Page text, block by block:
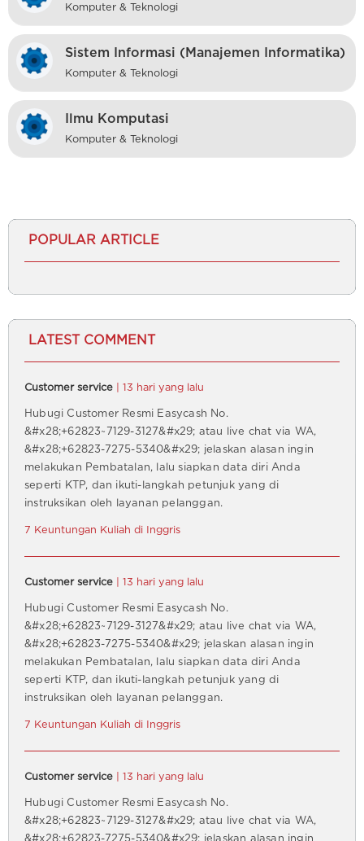
Komputer & Teknologi
Sistem Informasi (Manajemen Informatika)
Komputer & Teknologi
Ilmu Komputasi
Komputer & Teknologi
POPULAR ARTICLE
LATEST COMMENT
Customer service | 13 hari yang lalu
Hubugi Customer Resmi Easycash No.
&#x28;+62823~7129-3127&#x29; atau live chat via WA,
&#x28;+62823-7275-5340&#x29; jelaskan alasan ingin
melakukan Pembatalan, lalu siapkan data diri Anda
seperti KTP, dan ikuti-langkah petunjuk yang di
instruksikan oleh layanan pelanggan.
7 Keuntungan Kuliah di Inggris
Customer service | 13 hari yang lalu
Hubugi Customer Resmi Easycash No.
&#x28;+62823~7129-3127&#x29; atau live chat via WA,
&#x28;+62823-7275-5340&#x29; jelaskan alasan ingin
melakukan Pembatalan, lalu siapkan data diri Anda
seperti KTP, dan ikuti-langkah petunjuk yang di
instruksikan oleh layanan pelanggan.
7 Keuntungan Kuliah di Inggris
Customer service | 13 hari yang lalu
Hubugi Customer Resmi Easycash No.
&#x28;+62823~7129-3127&#x29; atau live chat via WA,
&#x28;+62823-7275-5340&#x29; jelaskan alasan ingin